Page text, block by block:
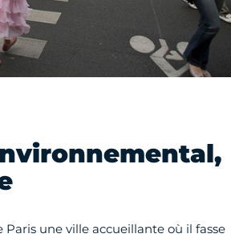
une ville accueillante où il fasse